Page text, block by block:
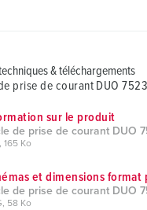
& téléchargements
prise de courant DUO
sur le produit
de prise de courant DUO
165 Ko
et dimensions format
de prise de courant DUO
58 Ko